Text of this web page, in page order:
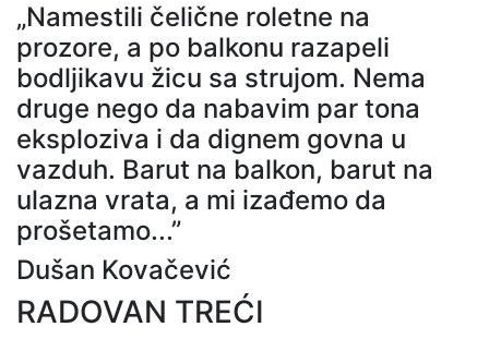
„Namestili čelične roletne na
prozore, a po balkonu razapeli
bodljikavu žicu sa strujom. Nema
druge nego da nabavim par tona
eksploziva i da dignem govna u
vazduh. Barut na balkon, barut na
ulazna vrata, a mi izađemo da
prošetamo...”
Dušan Kovačević
RADOVAN TREĆI